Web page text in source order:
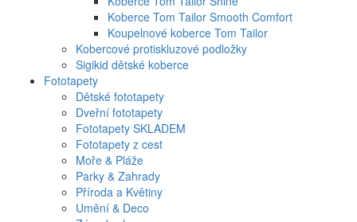
Koberce Tom Tailor Smooth Comfort
Koupelnové koberce Tom Tailor
Kobercové protiskluzové podložky
Sigikid dětské koberce
Fototapety
Dětské fototapety
Dveřní fototapety
Fototapety SKLADEM
Fototapety z cest
Moře & Pláže
Parky & Zahrady
Příroda a Květiny
Umění & Deco